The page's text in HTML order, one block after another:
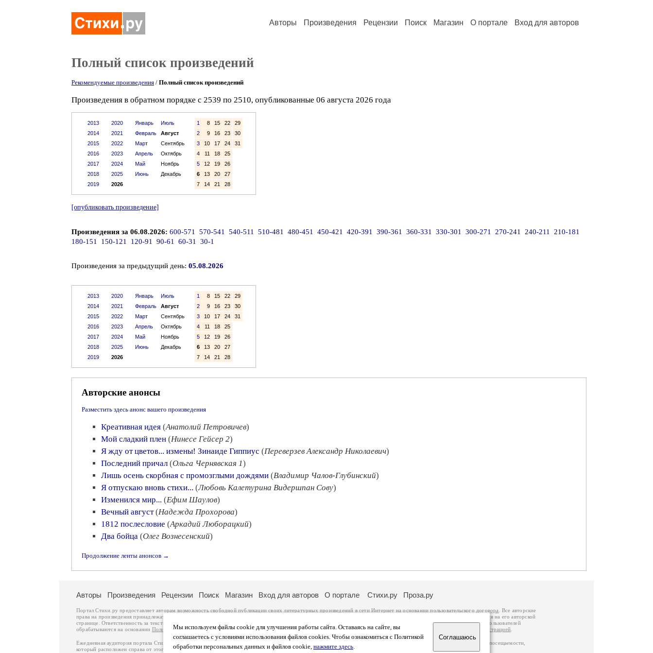
Авторы Произведения Рецензии Поиск Магазин О портале Вход для авторов
Полный список произведений
Рекомендуемые произведения / Полный список произведений
Произведения в обратном порядке с 2539 по 2510, опубликованные 06 августа 2026 года
2013
2014
2015
2016
2017
2018
2019
2020
2021
2022
2023
2024
2025
2026
Январь
Июль
Февраль
Август
Март
Сентябрь
Апрель
Октябрь
Май
Ноябрь
Июнь
Декабрь
1 8 15 22
29
2
9 16 23
30
3
10 17 24
31
4
11 18
25
5
12 19
26
6
13 20
27
7
14 21 28
[опубликовать произведение]
Произведения за 06.08.2026: 600-571 570-541 540-511 510-481 480-451 450-421 420-391 390-361 360-331 330-301 300-271 270-241 240-211
210-181
180-151
150-121 120-91 90-61 60-31 30-1
Произведения за предыдущий день: 05.08.2026
2013
2014
2015
2016
2017
2018
2019
2020
2021
2022
2023
2024
2025
2026
Январь
Июль
Февраль
Август
Март
Сентябрь
Апрель
Октябрь
Май
Ноябрь
Июнь
Декабрь
1 8 15 22
29
2
9 16 23
30
3
10 17 24
31
4
11 18
25
5
12 19
26
6
13 20
27
7
14 21 28
Авторские анонсы
Разместить здесь анонс вашего произведения
Креативная идея (Анатолий Петровичев)
Мой сладкий плен (Нинесе Гейсер 2)
Я жду от цветов... измены! Зинаиде Гиппиус (Переверзев Александр Николаевич)
Последний причал (Ольга Чернявская 1)
Лишь осень скорбная с промозглыми дождями (Владимир Чалов-Глубинский)
Я отпускаю вновь стихи... (Любовь Калетурина Видершпан Сову)
Изменился мир... (Ефим Шаулов)
Вечный август(Надежда Прохорова)
1812 послесловие (Аркадий Люборацкий)
Два бойца (Олег Вознесенский)
Продолжение ленты анонсов →
Мы используем файлы cookie для улучшения работы сайта. Оставаясь на сайте, вы
соглашаетесь с условиями использования файлов cookies. Чтобы ознакомиться с Политикой
обработки персональных данных и файлов cookie, нажмите здесь.
Соглашаюсь
Авторы Произведения Рецензии Поиск Магазин Вход для авторов О портале Стихи.ру Проза.ру
Портал Стихи.ру предоставляет авторам возможность свободной публикации своих литературных произведений в сети Интернет на основаниипользовательского договора
. Все авторские
права на произведения принадлежат авторам и охраняются
. Перепечатка произведений возможна только с согласия его автора, к которому вы можете обратиться на его авторской
странице. Ответственность за тексты произведений авторы несут самостоятельно на основании
законодательства Российской Федерации. Данные пользователей
обрабатываются на основании Политики обработки персональных данных. Вы также можете посмотреть более подробнуюинформацию о портале связаться с администрацией
Ежедневная аудитория портала Стихи.ру – порядка 200 тысяч посетителей, которые в общей сумме просматривают более двух миллионов страниц по данным счетчика посещаемости,
который расположен справа от этого текста. В каждой графе указано по две цифры: количество просмотров и количество посетителей.